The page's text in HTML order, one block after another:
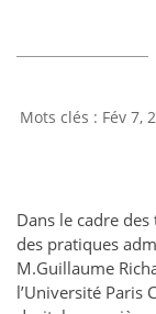
Fév 7,
Dans le cadre
des pratiques
M.Guillaume
l’Université Paris